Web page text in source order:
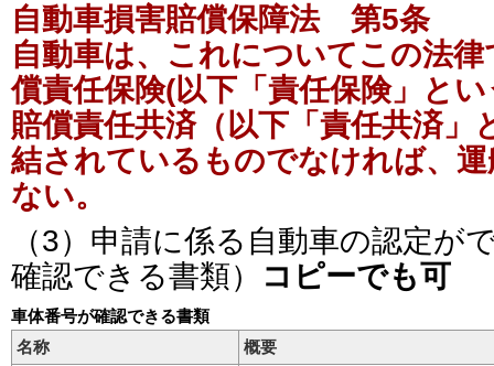
自動車損害賠償保障法 第5条
自動車は、これについてこの法
償責任保険(以下「責任保険」と
賠償責任共済（以下「責任共済」
結されているものでなければ、
ない。
（3）申請に係る自動車の認定が
確認できる書類）
コピーでも可
車体番号が確認できる書類
名称
概要